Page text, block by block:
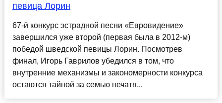
певица Лорин
67-й конкурс эстрадной песни «Евровидение»
завершился уже второй (первая была в 2012-м)
победой шведской певицы Лорин. Посмотрев
финал, Игорь Гаврилов убедился в том, что
внутренние механизмы и закономерности конкурса
остаются тайной за семью печатя...